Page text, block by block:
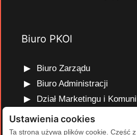
Biuro PKOl
Biuro Zarządu
Biuro Administracji
Dział Marketingu i
Dział Edukacji Olimpijskiej
Dział Finansów i Kadr
Ustawienia cookies
Ta strona używa plików cookie. Część